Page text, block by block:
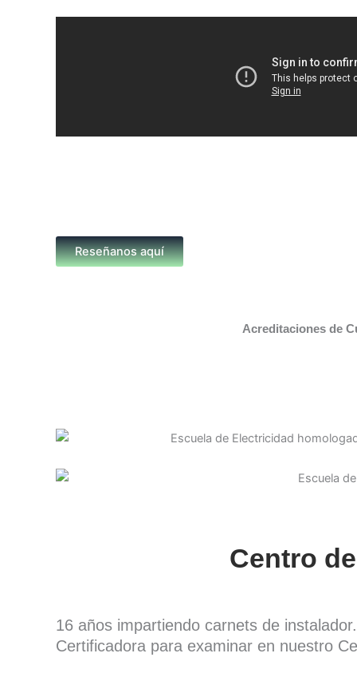
Reseñanos aquí
Acreditaciones de
Centro
16 años impartiendo carnets de
Certificadora para examinar en nuestro